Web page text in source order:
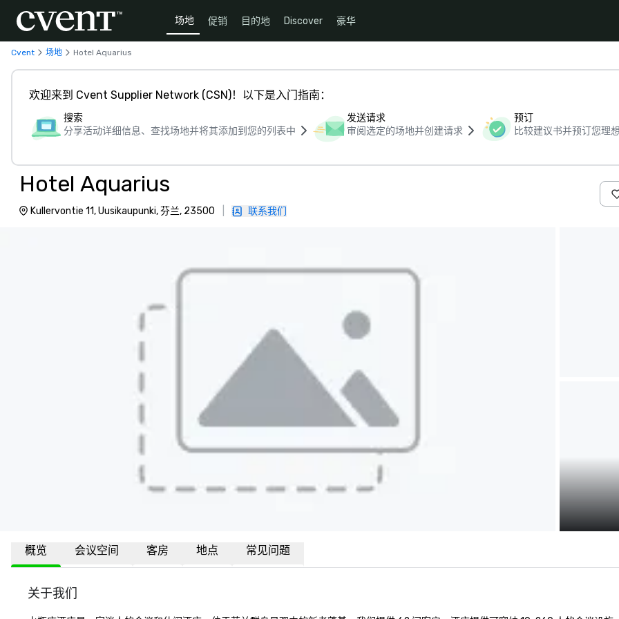
场地 促销 目的地 Discover 豪华
Cvent 场地 Hotel Aquarius
欢迎来到 Cvent Supplier Network (CSN)！以下是入门指南：
搜索
分享活动详细信息、查找场地并将其添加到您的列表中
发送请求
审阅选定的场地并创建请求
预订
比较建议书并预订您理
Hotel Aquarius
Kullervontie 11, Uusikaupunki, 芬兰, 23500 联系我们
概览 会议空间 客房 地点 常见问题
关于我们